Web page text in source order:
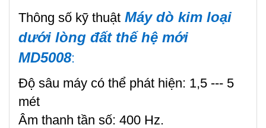
Thông số kỹ thuật Máy dò kim loại
dưới lòng đất thế hệ mới
MD5008:
Độ sâu máy có thể phát hiện: 1,5 --- 5
mét
Âm thanh tần số: 400 Hz.